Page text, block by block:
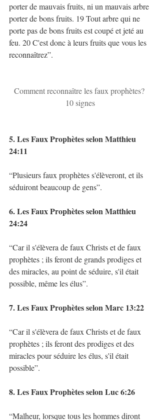
porter de mauvais fruits, ni un mauvais arbre
porter de bons fruits. 19 Tout arbre qui ne
porte pas de bons fruits est coupé et jeté au
feu. 20 C'est donc à leurs fruits que vous les
reconnaîtrez”.
Comment reconnaître les faux prophètes?
10 signes​
5. Les Faux Prophètes selon Matthieu
24:11
“Plusieurs faux prophètes s'élèveront, et ils
séduiront beaucoup de gens”.
6. Les Faux Prophètes selon Matthieu
24:24
“Car il s'élèvera de faux Christs et de faux
prophètes ; ils feront de grands prodiges et
des miracles, au point de séduire, s'il était
possible, même les élus”.
7. Les Faux Prophètes selon Marc 13:22
“Car il s'élèvera de faux Christs et de faux
prophètes ; ils feront des prodiges et des
miracles pour séduire les élus, s'il était
possible”.
8. Les Faux Prophètes selon Luc 6:26
“Malheur, lorsque tous les hommes diront